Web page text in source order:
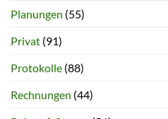
Planungen (55)
Privat (91)
Protokolle (88)
Rechnungen (44)